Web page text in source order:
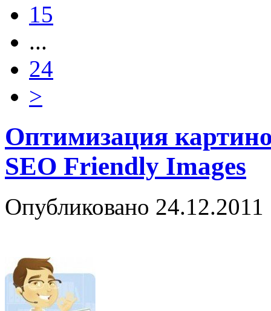
15
...
24
>
Оптимизация
SEO Friendly Images
Опубликовано 24.12.2011